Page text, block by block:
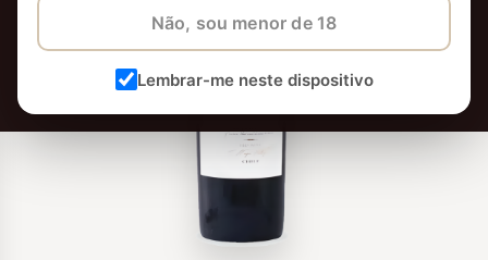
Não, sou menor de 18
Lembrar-me neste dispositivo